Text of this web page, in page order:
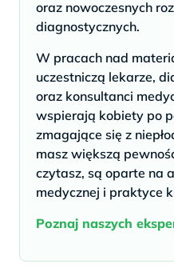
oraz nowoczesnych
diagnostycznych.
W pracach nad
uczestniczą lekarze,
oraz konsultanci
wspierają kobiety po
zmagające się z
masz większą
czytasz, są oparte na
medycznej i praktyce
Poznaj naszych